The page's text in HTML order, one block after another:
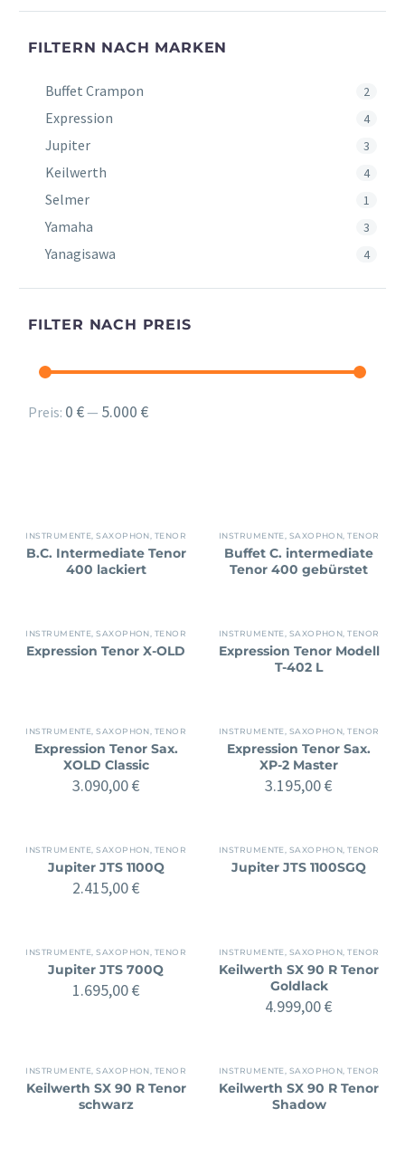
FILTERN NACH MARKEN
Buffet Crampon 2
Expression 4
Jupiter 3
Keilwerth 4
Selmer 1
Yamaha 3
Yanagisawa 4
FILTER NACH PREIS
Min.
Max.
Preis: 0 €— 5.000 €
INSTRUMENTE ,SAXOPHON TENOR
B.C. Intermediate Tenor
400 lackiert
INSTRUMENTE SAXOPHON ,TENOR
Buffet C. intermediate
Tenor 400 gebürstet
INSTRUMENTE ,SAXOPHON TENOR
Expression Tenor X-OLD
INSTRUMENTE SAXOPHON ,TENOR
Expression Tenor Modell
T-402 L
INSTRUMENTE ,SAXOPHON TENOR
Expression Tenor Sax.
XOLD Classic
3.090,00€
INSTRUMENTE SAXOPHON ,TENOR
Expression Tenor Sax.
XP-2 Master
3.195,00€
INSTRUMENTE ,SAXOPHON TENOR
Jupiter JTS 1100Q
2.415,00€
INSTRUMENTE SAXOPHON ,TENOR
Jupiter JTS 1100SGQ
INSTRUMENTE ,SAXOPHON TENOR
Jupiter JTS 700Q
1.695,00€
INSTRUMENTE SAXOPHON ,TENOR
Keilwerth SX 90 R Tenor
Goldlack
4.999,00€
INSTRUMENTE ,SAXOPHON TENOR
Keilwerth SX 90 R Tenor
schwarz
INSTRUMENTE SAXOPHON ,TENOR
Keilwerth SX 90 R Tenor
Shadow